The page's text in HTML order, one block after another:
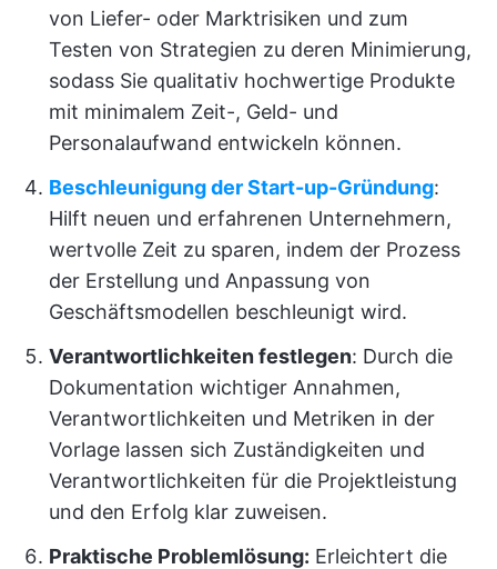
von Liefer- oder Marktrisiken und zum
Testen von Strategien zu deren Minimierung,
sodass Sie qualitativ hochwertige Produkte
mit minimalem Zeit-, Geld- und
Personalaufwand entwickeln können.
Beschleunigung der Start-up-Gründung:
Hilft neuen und erfahrenen Unternehmern,
wertvolle Zeit zu sparen, indem der Prozess
der Erstellung und Anpassung von
Geschäftsmodellen beschleunigt wird.
Verantwortlichkeiten festlegen: Durch die
Dokumentation wichtiger Annahmen,
Verantwortlichkeiten und Metriken in der
Vorlage lassen sich Zuständigkeiten und
Verantwortlichkeiten für die Projektleistung
und den Erfolg klar zuweisen.
Praktische Problemlösung: Erleichtert die